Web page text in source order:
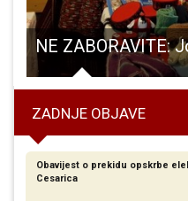
ZADNJE OBJAVE
Obavijest o prekidu opskrbe
Cesarica